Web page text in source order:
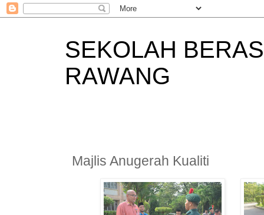
SEKOLAH
RAWANG
Majlis Anugerah Kualiti